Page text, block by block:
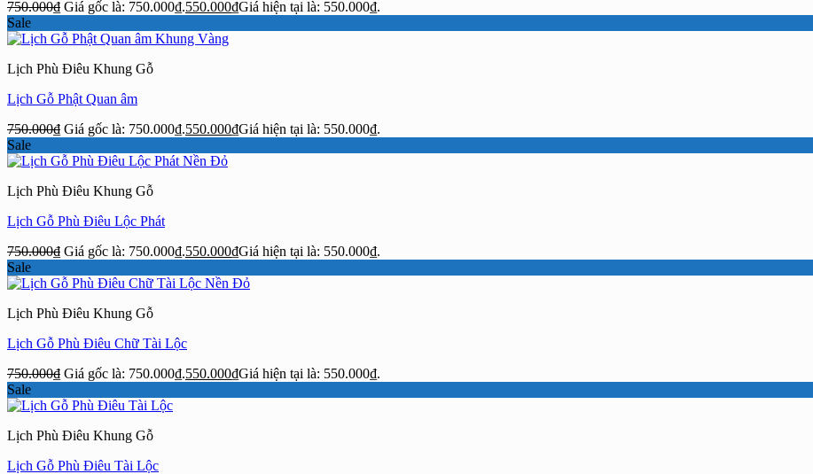
750.000₫ Giá gốc là: 750.000₫.550.000₫Giá hiện tại là: 550.000₫.
Sale
Lịch Phù Điêu Khung Gỗ
Lịch Gỗ Phật Quan âm
750.000₫ Giá gốc là: 750.000₫.550.000₫Giá hiện tại là: 550.000₫.
Sale
Lịch Phù Điêu Khung Gỗ
Lịch Gỗ Phù Điêu Lộc Phát
750.000₫ Giá gốc là: 750.000₫.550.000₫Giá hiện tại là: 550.000₫.
Sale
Lịch Phù Điêu Khung Gỗ
Lịch Gỗ Phù Điêu Chữ Tài Lộc
750.000₫ Giá gốc là: 750.000₫.550.000₫Giá hiện tại là: 550.000₫.
Sale
Lịch Phù Điêu Khung Gỗ
Lịch Gỗ Phù Điêu Tài Lộc